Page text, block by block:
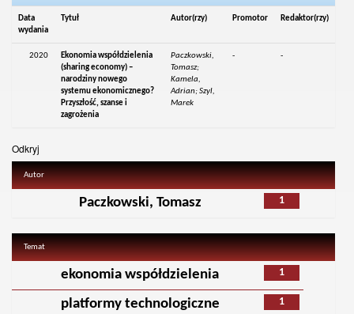
Data
wydania
Tytuł Autor(rzy) Promotor Redaktor(rzy)
2020
Ekonomia współdzielenia
(sharing economy) –
narodziny nowego
systemu ekonomicznego?
Przyszłość, szanse i
zagrożenia
Paczkowski,
Tomasz;
Kamela,
Adrian; Szyl,
Marek
- -
Odkryj
Autor
1
Paczkowski, Tomasz
Temat
1
ekonomia współdzielenia
1
platformy technologiczne